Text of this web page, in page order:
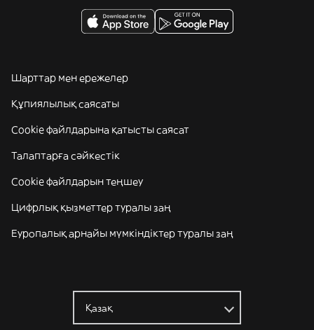
Шарттар мен ережелер
Құпиялылық саясаты
Cookie файлдарына қатысты саясат
Талаптарға сәйкестік
Cookie файлдарын теңшеу
Цифрлық қызметтер туралы заң
Еуропалық арнайы мүмкіндіктер туралы заң